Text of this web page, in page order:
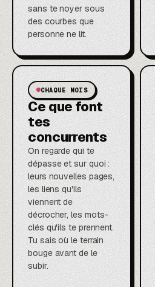
sans te noyer sous
des courbes que
personne ne lit.
CHAQUE MOIS
Ce que font
tes
concurrents
On regarde qui te
dépasse et sur quoi :
leurs nouvelles pages,
les liens qu'ils
viennent de
décrocher, les mots-
clés qu'ils te prennent.
Tu sais où le terrain
bouge avant de le
subir.